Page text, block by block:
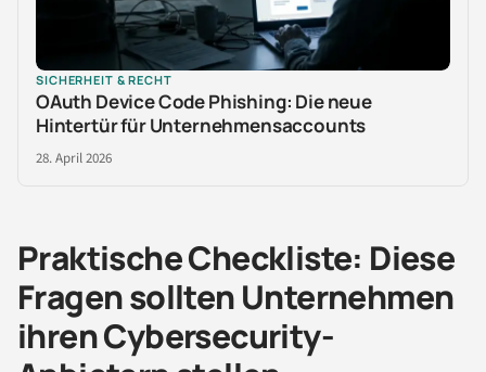
SICHERHEIT & RECHT
OAuth Device Code Phishing: Die neue
Hintertür für Unternehmensaccounts
28. April 2026
Praktische Checkliste: Diese
Fragen sollten Unternehmen
ihren Cybersecurity-